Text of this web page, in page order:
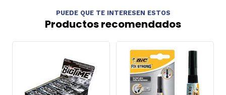
PUEDE QUE TE INTERESEN ESTOS
Productos recomendados